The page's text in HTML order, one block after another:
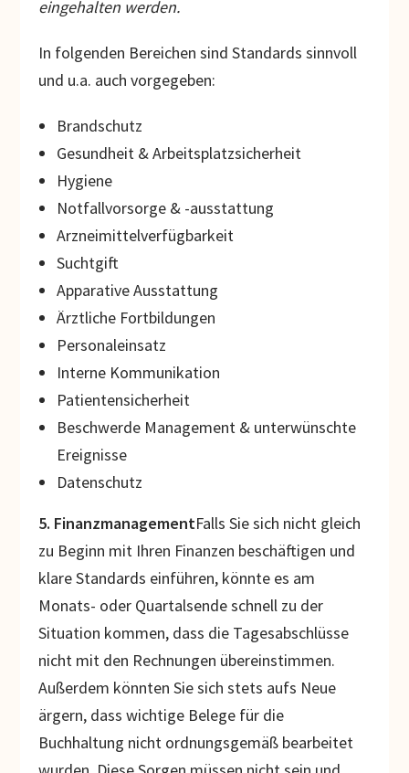
eingehalten werden.
In folgenden Bereichen sind Standards sinnvoll
und u.a. auch vorgegeben:
Brandschutz
Gesundheit & Arbeitsplatzsicherheit
Hygiene
Notfallvorsorge & -ausstattung
Arzneimittelverfügbarkeit
Suchtgift
Apparative Ausstattung
Ärztliche Fortbildungen
Personaleinsatz
Interne Kommunikation
Patientensicherheit
Beschwerde Management & unterwünschte
Ereignisse
Datenschutz
5. FinanzmanagementFalls Sie sich nicht gleich
zu Beginn mit Ihren Finanzen beschäftigen und
klare Standards einführen, könnte es am
Monats- oder Quartalsende schnell zu der
Situation kommen, dass die Tagesabschlüsse
nicht mit den Rechnungen übereinstimmen.
Außerdem könnten Sie sich stets aufs Neue
ärgern, dass wichtige Belege für die
Buchhaltung nicht ordnungsgemäß bearbeitet